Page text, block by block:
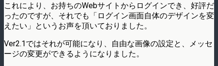
これにより、お持ちのWebサイトからログインでき、好評だ
ったのですが、それでも「ログイン画面自体のデザインを変
えたい」というお声を頂いておりました。
Ver2.1ではそれが可能になり、自由な画像の設定と、メッセ
ージの変更ができるようになりました。